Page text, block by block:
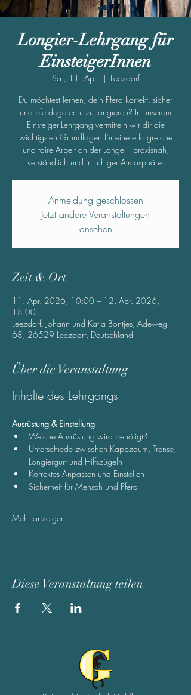
Longier-Lehrgang für
EinsteigerInnen
Sa., 11. Apr.
  |
Leezdorf
Du möchtest lernen, dein Pferd korrekt, sicher
und pferdegerecht zu longieren? In unserem
Einsteiger-Lehrgang vermitteln wir dir die
wichtigsten Grundlagen für eine erfolgreiche
und faire Arbeit an der Longe – praxisnah,
verständlich und in ruhiger Atmosphäre.
Anmeldung geschlossen
Jetzt andere Veranstaltungen
ansehen
Zeit & Ort
11. Apr. 2026, 10:00 – 12. Apr. 2026,
18:00
Leezdorf, Johann und Katja Bontjes, Adeweg
68, 26529 Leezdorf, Deutschland
Über die Veranstaltung
Inhalte des Lehrgangs
Ausrüstung & Einstellung
Welche Ausrüstung wird benötigt?
Unterschiede zwischen Kappzaum, Trense,
Longiergurt und Hilfszügeln
Korrektes Anpassen und Einstellen
Sicherheit für Mensch und Pferd
Mehr anzeigen
Diese Veranstaltung teilen